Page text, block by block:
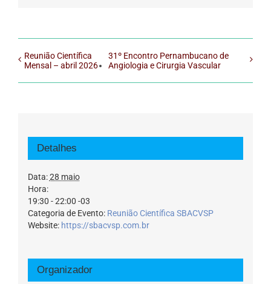
Reunião Científica
Mensal – abril 2026
31º Encontro Pernambucano de
Angiologia e Cirurgia Vascular
Detalhes
Data: 28 maio
Hora:
19:30 - 22:00 -03
Categoria de Evento: Reunião Científica SBACVSP
Website: https://sbacvsp.com.br
Organizador